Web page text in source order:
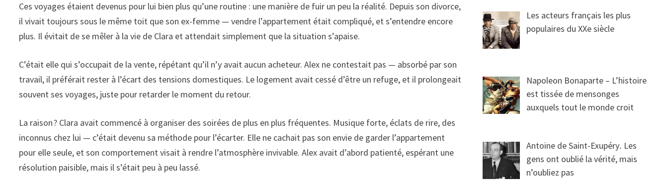
Ces voyages étaient devenus pour lui bien plus qu’une routine : une manière de fuir un peu la réalité. Depuis son divorce,
il vivait toujours sous le même toit que son ex-femme — vendre l’appartement était compliqué, et s’entendre encore
plus. Il évitait de se mêler à la vie de Clara et attendait simplement que la situation s’apaise.
C’était elle qui s’occupait de la vente, répétant qu’il n’y avait aucun acheteur. Alex ne contestait pas — absorbé par son
travail, il préférait rester à l’écart des tensions domestiques. Le logement avait cessé d’être un refuge, et il prolongeait
souvent ses voyages, juste pour retarder le moment du retour.
La raison ? Clara avait commencé à organiser des soirées de plus en plus fréquentes. Musique forte, éclats de rire, des
inconnus chez lui — c’était devenu sa méthode pour l’écarter. Elle ne cachait pas son envie de garder l’appartement
pour elle seule, et son comportement visait à rendre l’atmosphère invivable. Alex avait d’abord patienté, espérant une
résolution paisible, mais il s’était peu à peu lassé.
Les acteurs français les plus
populaires du XXe siècle
Napoleon Bonaparte – L’histoire
est tissée de mensonges
auxquels tout le monde croit
Antoine de Saint-Exupéry․ Les
gens ont oublié la vérité, mais
n’oubliez pas